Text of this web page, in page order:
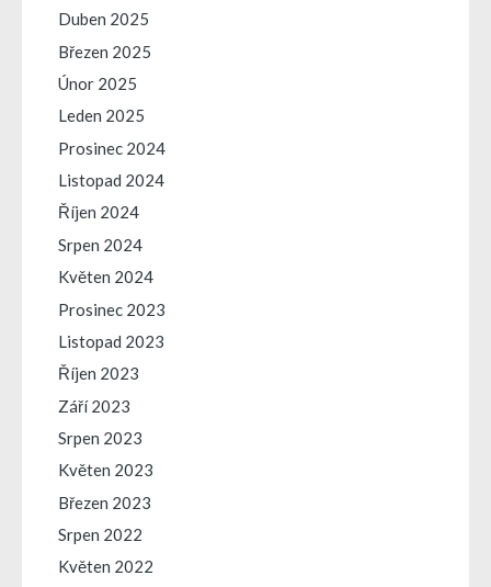
Duben 2025
Březen 2025
Únor 2025
Leden 2025
Prosinec 2024
Listopad 2024
Říjen 2024
Srpen 2024
Květen 2024
Prosinec 2023
Listopad 2023
Říjen 2023
Září 2023
Srpen 2023
Květen 2023
Březen 2023
Srpen 2022
Květen 2022